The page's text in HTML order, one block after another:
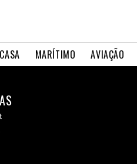
MARÍTIMO AVIAÇÃO